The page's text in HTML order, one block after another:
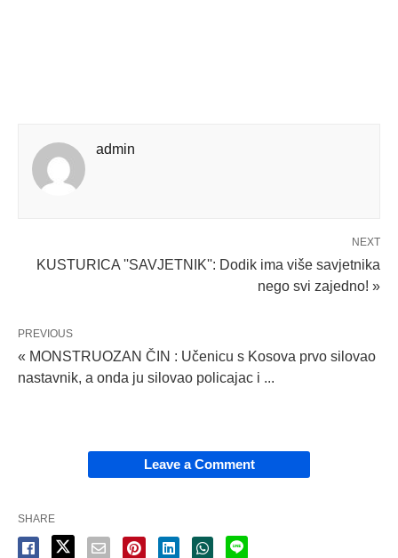
admin
NEXT
KUSTURICA ''SAVJETNIK'': Dodik ima više savjetnika
nego svi zajedno! »
PREVIOUS
« MONSTRUOZAN ČIN : Učenicu s Kosova prvo silovao
nastavnik, a onda ju silovao policajac i ...
Leave a Comment
SHARE